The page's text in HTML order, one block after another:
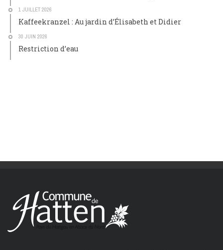
1 JUILLET 2026
Kaffeekranzel : Au jardin d’Élisabeth et Didier
30 JUIN 2026
Restriction d’eau